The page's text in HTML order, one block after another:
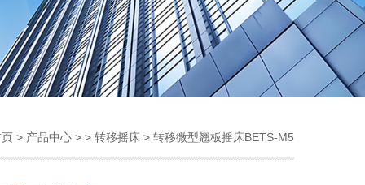
> 产品中心 > > 转移摇床 > 转移微型翘板摇床BETS-M5